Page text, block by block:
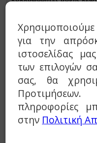
Ο κυκλοφορητής
στην περίπτωση που ο
συστήματος παίζει
fieldbus με
TFT για εύκολη
για την
ιστοσελίδας
των επιλογών
σας, θα
πληροφορίες
στην Πολιτική